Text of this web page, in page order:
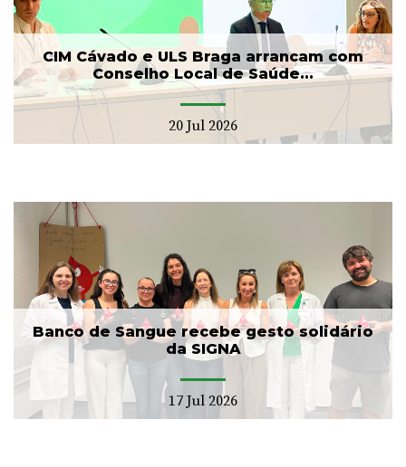
CIM Cávado e ULS Braga arrancam com
Conselho Local de Saúde...
20 Jul 2026
Banco de Sangue recebe gesto solidário
da SIGNA
17 Jul 2026